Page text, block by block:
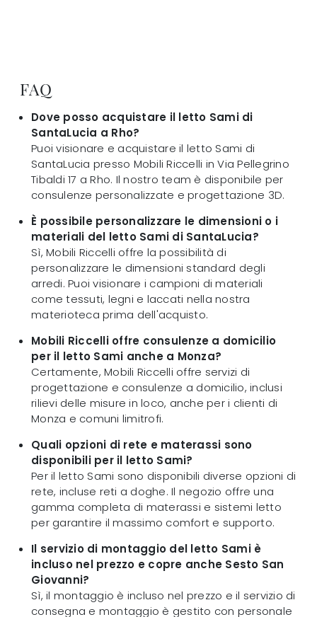
FAQ
Dove posso acquistare il letto Sami di
SantaLucia a Rho?
Puoi visionare e acquistare il letto Sami di
SantaLucia presso Mobili Riccelli in Via Pellegrino
Tibaldi 17 a Rho. Il nostro team è disponibile per
consulenze personalizzate e progettazione 3D.
È possibile personalizzare le dimensioni o i
materiali del letto Sami di SantaLucia?
Sì, Mobili Riccelli offre la possibilità di
personalizzare le dimensioni standard degli
arredi. Puoi visionare i campioni di materiali
come tessuti, legni e laccati nella nostra
materioteca prima dell'acquisto.
Mobili Riccelli offre consulenze a domicilio
per il letto Sami anche a Monza?
Certamente, Mobili Riccelli offre servizi di
progettazione e consulenze a domicilio, inclusi
rilievi delle misure in loco, anche per i clienti di
Monza e comuni limitrofi.
Quali opzioni di rete e materassi sono
disponibili per il letto Sami?
Per il letto Sami sono disponibili diverse opzioni di
rete, incluse reti a doghe. Il negozio offre una
gamma completa di materassi e sistemi letto
per garantire il massimo comfort e supporto.
Il servizio di montaggio del letto Sami è
incluso nel prezzo e copre anche Sesto San
Giovanni?
Sì, il montaggio è incluso nel prezzo e il servizio di
consegna e montaggio è gestito con personale